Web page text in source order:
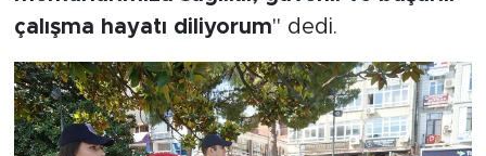
çalışma hayatı diliyorum" dedi.